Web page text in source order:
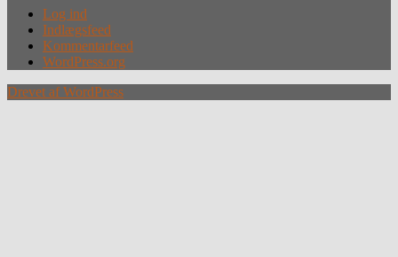
Log ind
Indlægsfeed
Kommentarfeed
WordPress.org
Drevet af WordPress